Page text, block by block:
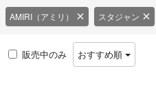
AMIRI（アミリ） スタジャン
販売中のみ おすすめ順